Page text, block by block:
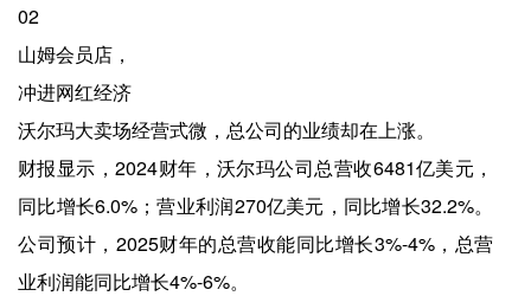
02
山姆会员店，
冲进网红经济
沃尔玛大卖场经营式微，总公司的业绩却在上涨。
财报显示，2024财年，沃尔玛公司总营收6481亿美元，
同比增长6.0%；营业利润270亿美元，同比增长32.2%。
公司预计，2025财年的总营收能同比增长3%-4%，总营
业利润能同比增长4%-6%。